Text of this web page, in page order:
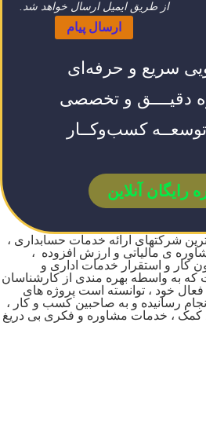
از طریق ایمیل ارسال خواهد شد.
ارسال پیام
سریع و حرفه‌ای
دقیــــق و تخصصی
کسب‌وکــار
رایگان آنلاین
شرکتهای ارائه خدمات حسابداری ،
ی مالیاتی و ارزش افزوده ،
کار و استقرار خدمات اداری و
به واسطه بهره مندی از کارشناسان
خود ، توانسته است پروژه های
رسانیده و به صاحبین کسب و کار ،
کمک ، خدمات مشاوره و فکری بی دریغ